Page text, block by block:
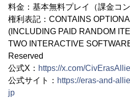
料金：基本無料プレイ（課金コン
権利表記：CONTAINS
(INCLUDING PAID RANDOM
TWO INTERACTIVE
Reserved
公式X： https://x.com/
公式サイト： https://eras-and-
jp